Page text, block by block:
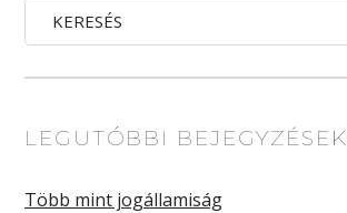
LEGUTÓBBI BEJEGYZÉSEK
Több mint jogállamiság